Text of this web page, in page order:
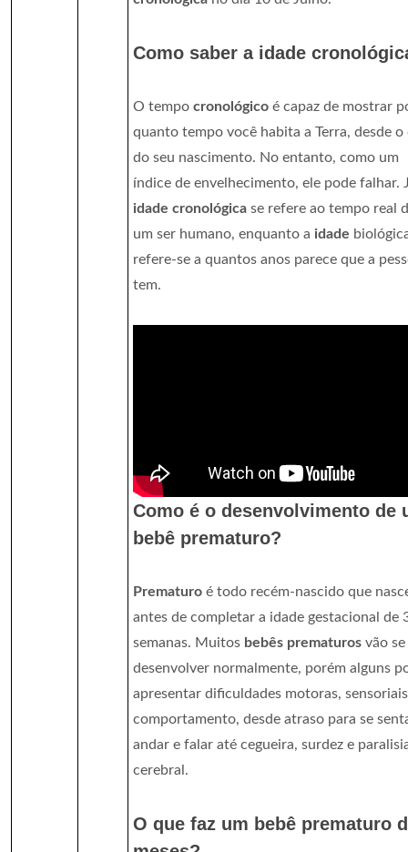
Como saber a idade
O tempo cronológico é capaz de mostrar
quanto tempo você habita a Terra, desde o
do seu nascimento. No entanto, como um
índice de envelhecimento, ele pode falhar.
idade cronológica se refere ao tempo real
um ser humano, enquanto a idade
refere-se a quantos anos parece que a
tem.
Como é o desenvolvimento de
bebê prematuro?
Prematuro é todo recém-nascido que
antes de completar a idade gestacional de
semanas. Muitos bebês prematuros vão se
desenvolver normalmente, porém alguns
apresentar dificuldades motoras,
comportamento, desde atraso para se
andar e falar até cegueira, surdez e
cerebral.
O que faz um bebê prematuro